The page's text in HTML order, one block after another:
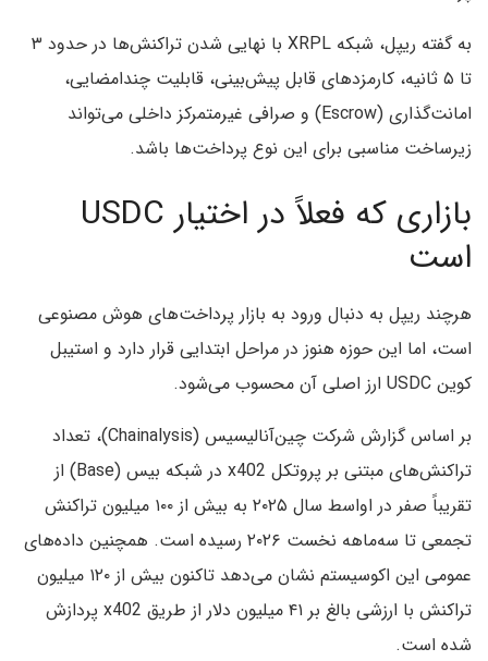
به گفته ریپل، شبکه XRPL با نهایی شدن تراکنش‌ها در حدود ۳
تا ۵ ثانیه، کارمزدهای قابل پیش‌بینی، قابلیت چندامضایی،
امانت‌گذاری (Escrow) و صرافی غیرمتمرکز داخلی می‌تواند
زیرساخت مناسبی برای این نوع پرداخت‌ها باشد.
بازاری که فعلاً در اختیار USDC
است
هرچند ریپل به دنبال ورود به بازار پرداخت‌های هوش مصنوعی
است، اما این حوزه هنوز در مراحل ابتدایی قرار دارد و استیبل
کوین USDC ارز اصلی آن محسوب می‌شود.
بر اساس گزارش شرکت چین‌آنالیسیس (Chainalysis)، تعداد
تراکنش‌های مبتنی بر پروتکل x402 در شبکه بیس (Base) از
تقریباً صفر در اواسط سال ۲۰۲۵ به بیش از ۱۰۰ میلیون تراکنش
تجمعی تا سه‌ماهه نخست ۲۰۲۶ رسیده است. همچنین داده‌های
عمومی این اکوسیستم نشان می‌دهد تاکنون بیش از ۱۲۰ میلیون
تراکنش با ارزشی بالغ بر ۴۱ میلیون دلار از طریق x402 پردازش
شده است.